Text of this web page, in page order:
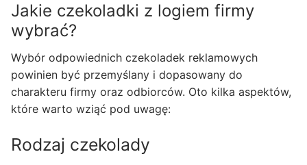
Jakie czekoladki z logiem firmy
wybrać?
Wybór odpowiednich czekoladek reklamowych
powinien być przemyślany i dopasowany do
charakteru firmy oraz odbiorców. Oto kilka aspektów,
które warto wziąć pod uwagę:
Rodzaj czekolady